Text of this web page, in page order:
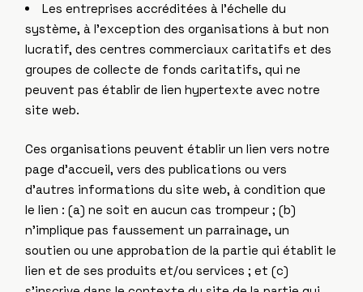
Les entreprises accréditées à l’échelle du
système, à l’exception des organisations à but non
lucratif, des centres commerciaux caritatifs et des
groupes de collecte de fonds caritatifs, qui ne
peuvent pas établir de lien hypertexte avec notre
site web.
Ces organisations peuvent établir un lien vers notre
page d’accueil, vers des publications ou vers
d’autres informations du site web, à condition que
le lien : (a) ne soit en aucun cas trompeur ; (b)
n’implique pas faussement un parrainage, un
soutien ou une approbation de la partie qui établit le
lien et de ses produits et/ou services ; et (c)